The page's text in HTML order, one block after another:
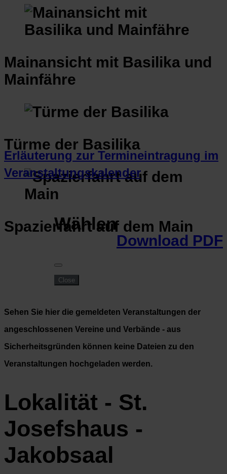
Mainansicht mit Basilika und
Mainfähre
Türme der Basilika
Spazierfahrt auf dem Main
Erläuterung zur Termineintragung im
Veranstaltungskalender
Wählen
Close
Download PDF
Sehen Sie hier die gemeldeten Veranstaltungen der
angeschlossenen Vereine und Verbände - aus
Sicherheitsgründen können keine Dateien zu den
Veranstaltungen hochgeladen werden.
Lokalität - St.
Josefshaus -
Jakobsaal